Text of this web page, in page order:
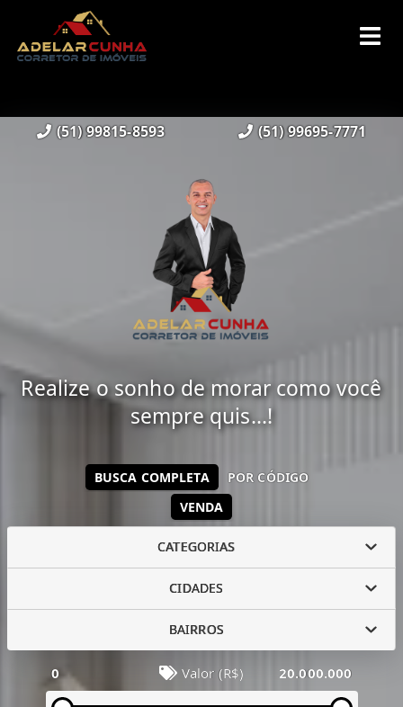
(51) 99815-8593 (51) 99695-7771
Realize o sonho de morar como você
sempre quis...!
VENDA
BUSCA COMPLETA POR CÓDIGO
CATEGORIAS
CIDADES
BAIRROS
0 Valor (R$) 20.000.000